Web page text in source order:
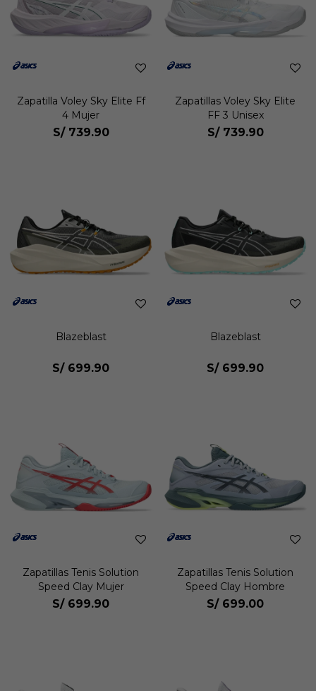
Zapatilla Voley Sky Elite Ff
4 Mujer
S/ 739.90
Zapatillas Voley Sky Elite
FF 3 Unisex
S/ 739.90
Blazeblast
S/ 699.90
Blazeblast
S/ 699.90
Zapatillas Tenis Solution
Speed Clay Mujer
S/ 699.90
Zapatillas Tenis Solution
Speed Clay Hombre
S/ 699.00